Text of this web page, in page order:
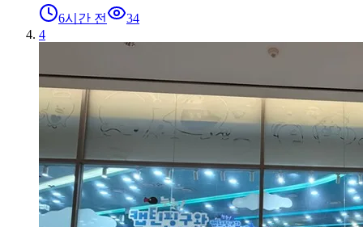
6시간 전
34
4